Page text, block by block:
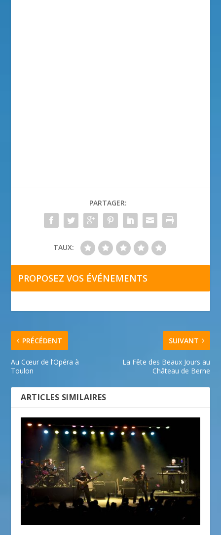
PARTAGER:
TAUX:
PROPOSEZ VOS ÉVÉNEMENTS
PRÉCÉDENT
Au Cœur de l’Opéra à
Toulon
SUIVANT
La Fête des Beaux Jours au
Château de Berne
ARTICLES SIMILAIRES